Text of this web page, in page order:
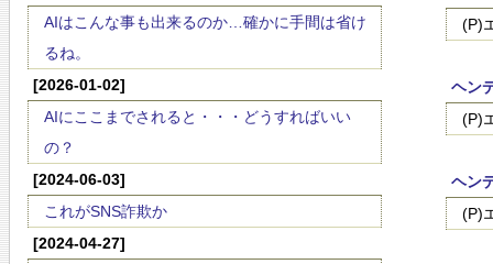
AIはこんな事も出来るのか…確かに手間は省け
るね。
[2026-01-02]
AIにここまでされると・・・どうすればいい
の？
[2024-06-03]
これがSNS詐欺か
[2024-04-27]
(P)
ヘン
(P)
ヘン
(P)